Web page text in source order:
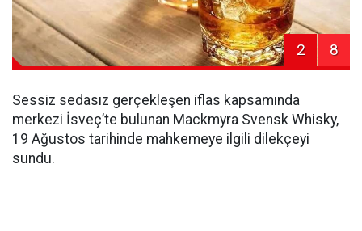
2 8
Sessiz sedasız gerçekleşen iflas kapsamında
merkezi İsveç’te bulunan Mackmyra Svensk Whisky,
19 Ağustos tarihinde mahkemeye ilgili dilekçeyi
sundu.